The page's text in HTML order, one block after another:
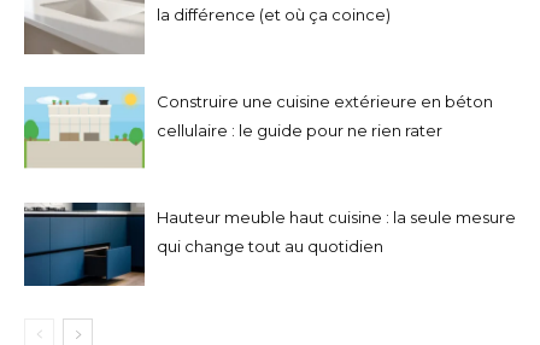
la différence (et où ça coince)
Construire une cuisine extérieure en béton
cellulaire : le guide pour ne rien rater
Hauteur meuble haut cuisine : la seule mesure
qui change tout au quotidien